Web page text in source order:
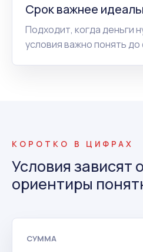
Срок важнее
Подходит, когда деньги
условия важно понять
КОРОТКО В ЦИФРАХ
Условия зависят
ориентиры
СУММА